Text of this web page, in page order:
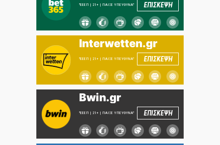
"ΕΕΕΠ | 21+ | ΠΑΙΞΕ ΥΠΕΥΘΥΝΑ" ΕΠΙΣΚΕΨΗ
Interwetten.gr
"ΕΕΕΠ | 21+ | ΠΑΙΞΕ ΥΠΕΥΘΥΝΑ" ΕΠΙΣΚΕΨΗ
Bwin.gr
"ΕΕΕΠ | 21+ | ΠΑΙΞΕ ΥΠΕΥΘΥΝΑ" ΕΠΙΣΚΕΨΗ